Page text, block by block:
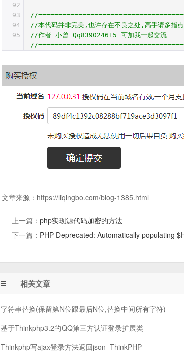
92
93
94
95
//
//本代码并非完美,也许存在不良之处,高手请多指
//作者 小曾 Qq839024615 可加我一起交流
//
文章来源： https://liqingbo.com/blog-1385.html
上一篇： php实现源代码加密的方法
下一篇： PHP Deprecated: Automatically populating
相关文章
字符串替换(保留第N位跟最后N位,替换中间所有字符)
基于Thinkphp3.2的QQ第三方认证登录扩展类
Thinkphp写ajax登录方法返回json_ThinkPHP